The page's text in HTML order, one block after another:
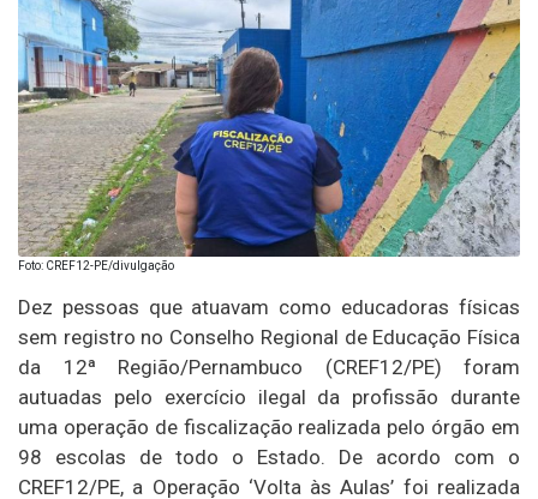
Foto: CREF12-PE/divulgação
Dez pessoas que atuavam como educadoras físicas
sem registro no Conselho Regional de Educação Física
da 12ª Região/Pernambuco (CREF12/PE) foram
autuadas pelo exercício ilegal da profissão durante
uma operação de fiscalização realizada pelo órgão em
98 escolas de todo o Estado. De acordo com o
CREF12/PE, a Operação ‘Volta às Aulas’ foi realizada